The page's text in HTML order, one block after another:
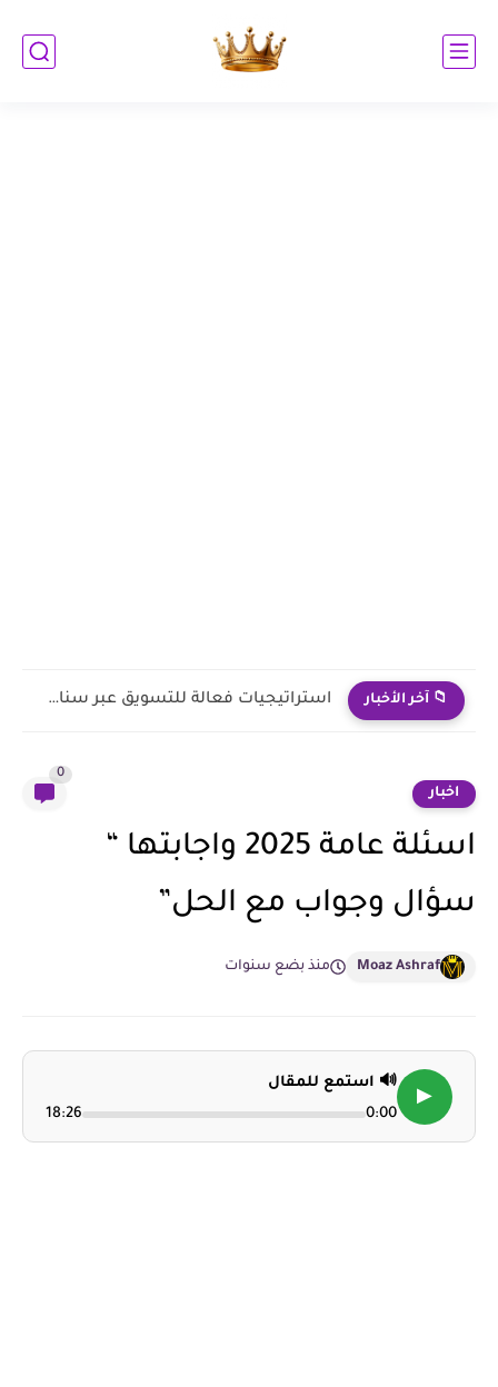
📁 آخر الأخبار
اخبار
0
اسئلة عامة 2025 واجابتها “
سؤال وجواب مع الحل”
Moaz Ashraf منذ بضع سنوات
▶
🔊 استمع للمقال
0:00
18:26